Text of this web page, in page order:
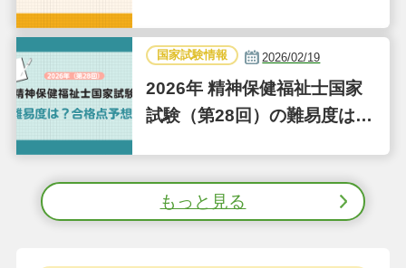
国家試験情報 2026/02/19
2026年 精神保健福祉士国家
試験（第28回）の難易度はど
もっと見る